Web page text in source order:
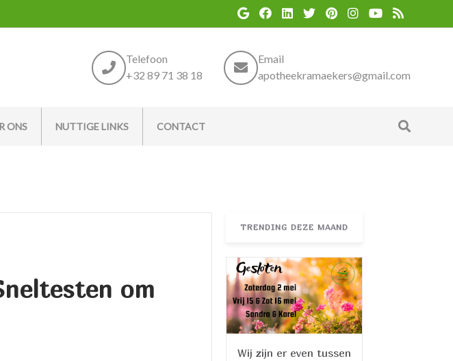
Telefoon
+32 89 71 38 18
Email
apotheekramaekers@gmail.com
ONS NUTTIGE LINKS CONTACT
om
TRENDING DEZE MAAND
Wij zijn er even tussen